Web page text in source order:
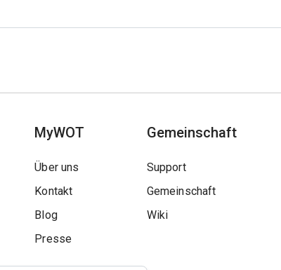
MyWOT
Über uns
Kontakt
Blog
Presse
Gemeinschaft
Support
Gemeinschaft
Wiki